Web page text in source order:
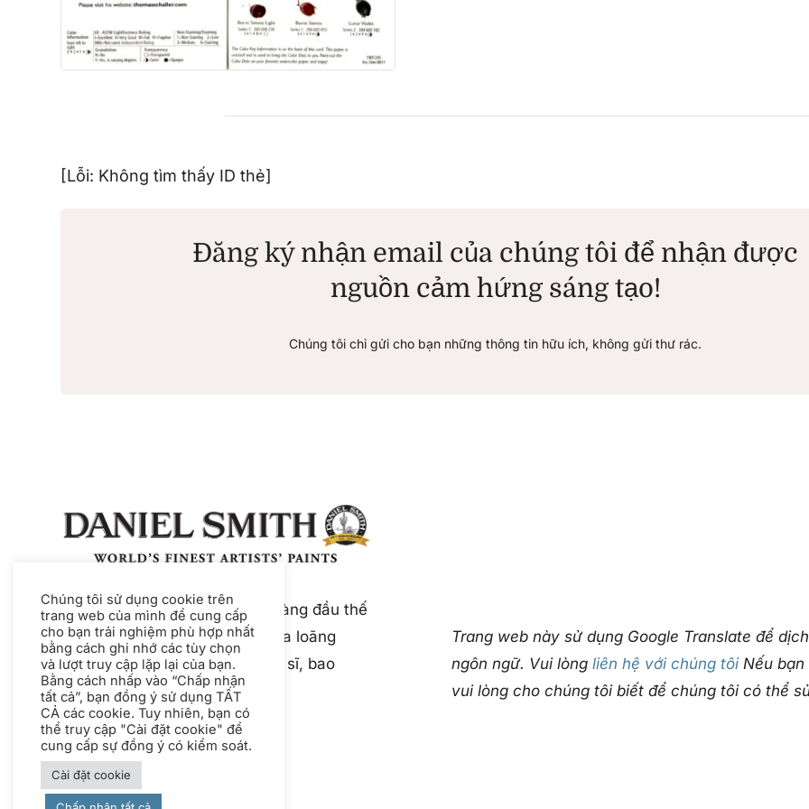
[Lỗi: Không tìm thấy ID thẻ]
Đăng ký nhận email của chúng tôi để nhận được
nguồn cảm hứng sáng tạo!
Chúng tôi chỉ gửi cho bạn những thông tin hữu ích, không gửi thư rác.
Daniel Smith là nhà sản xuất hàng đầu thế
giới về các loại sơn và chất pha loãng
chất lượng cao dành cho nghệ sĩ, bao
gồm màu nước và màu bột.
Trang web này sử dụng Google Translate để
ngôn ngữ. Vui lòngliên hệ với chúng tôiNếu bạn
vui lòng cho chúng tôi biết để chúng tôi có thể
Chúng tôi sử dụng cookie trên
trang web của mình để cung cấp
cho bạn trải nghiệm phù hợp nhất
bằng cách ghi nhớ các tùy chọn
và lượt truy cập lặp lại của bạn.
Bằng cách nhấp vào “Chấp nhận
tất cả”, bạn đồng ý sử dụng TẤT
CẢ các cookie. Tuy nhiên, bạn có
thể truy cập "Cài đặt cookie" để
cung cấp sự đồng ý có kiểm soát.
Cài đặt cookie